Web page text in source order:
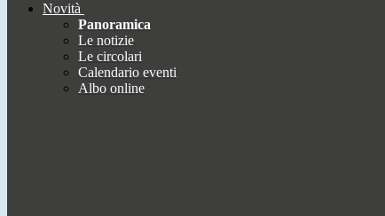
Novità
Panoramica
Le notizie
Le circolari
Calendario eventi
Albo online